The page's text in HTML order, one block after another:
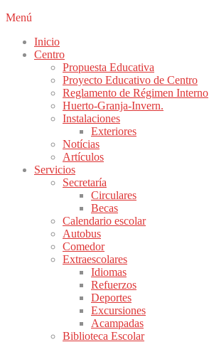
Menú
Inicio
Centro
Propuesta Educativa
Proyecto Educativo de Centro
Reglamento de Régimen Interno
Huerto-Granja-Invern.
Instalaciones
Exteriores
Notícias
Artículos
Servicios
Secretaría
Circulares
Becas
Calendario escolar
Autobus
Comedor
Extraescolares
Idiomas
Refuerzos
Deportes
Excursiones
Acampadas
Biblioteca Escolar